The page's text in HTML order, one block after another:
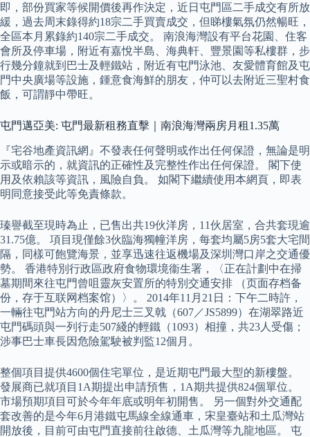
即，部份買家等候開價後再作決定，近日屯門區二手成交有所放
緩，過去周末錄得約18宗二手買賣成交，但睇樓氣氛仍然暢旺，
全區本月累錄約140宗二手成交。 南浪海灣設有平台花園、住客
會所及停車場，附近有嘉悅半島、海典軒、豐景園等私樓群，步
行幾分鐘就到巴士及輕鐵站，附近有屯門泳池、友愛體育館及屯
門中央廣場等設施，鍾意食海鮮的朋友，仲可以去附近三聖村食
飯，可謂靜中帶旺。
屯門邁亞美: 屯門最新租務直擊｜南浪海灣兩房月租1.35萬
『宅谷地產資訊網』不發表任何聲明或作出任何保證，無論是明
示或暗示的，就資訊的正確性及完整性作出任何保證。 閣下使
用及依賴該等資訊，風險自負。 如閣下繼續使用本網頁，即表
明同意接受此等免責條款。
瑧譽截至現時為止，已售出共19伙洋房，11伙居室，合共套現逾
31.75億。 項目現僅餘3伙臨海獨幢洋房，每套均屬5房5套大宅間
隔，同樣可飽覽海景，並享迅速往返機場及深圳灣口岸之交通優
勢。 香港特別行政區政府食物環境衞生署，〈正在計劃中在掃
墓期間來往屯門曾咀靈灰安置所的特別交通安排 （页面存档备
份，存于互联网档案馆）〉。 2014年11月21日：下午二時許，
一輛往屯門站方向的丹尼士三叉戟（607／JS5899）在湖翠路近
屯門碼頭與一列行走507綫的輕鐵（1093）相撞，共23人受傷；
涉事巴士車長因危險駕駛被判監12個月。
整個項目提供4600個住宅單位，是近期屯門最大型的新樓盤。
發展商已就項目1A期提出申請預售，1A期共提供824個單位。
市場預期項目可於今年年底或明年初開售。 另一個對外交通配
套改善的是今年6月港鐵屯馬線全線通車，宋皇臺站和土瓜灣站
開放後，目前可由屯門直接前往啟德、土瓜灣等九龍地區。 屯